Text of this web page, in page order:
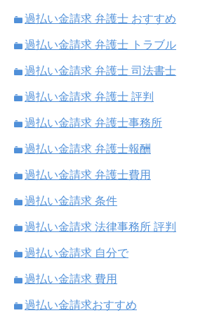
過払い金請求 弁護士 おすすめ
過払い金請求 弁護士 トラブル
過払い金請求 弁護士 司法書士
過払い金請求 弁護士 評判
過払い金請求 弁護士事務所
過払い金請求 弁護士報酬
過払い金請求 弁護士費用
過払い金請求 条件
過払い金請求 法律事務所 評判
過払い金請求 自分で
過払い金請求 費用
過払い金請求おすすめ